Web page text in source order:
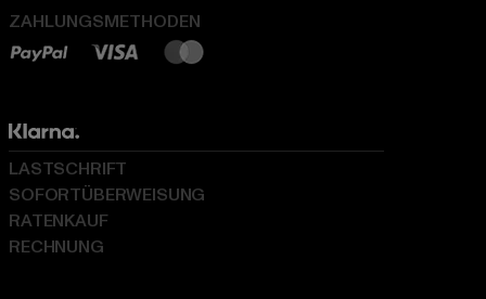
ZAHLUNGSMETHODEN
LASTSCHRIFT
SOFORTÜBERWEISUNG
RATENKAUF
RECHNUNG